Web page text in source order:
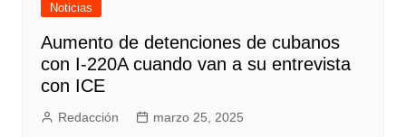
Noticias
Aumento de detenciones de cubanos
con I-220A cuando van a su entrevista
con ICE
Redacción marzo 25, 2025